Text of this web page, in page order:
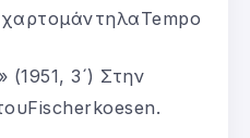
(1951, 3´) Στην